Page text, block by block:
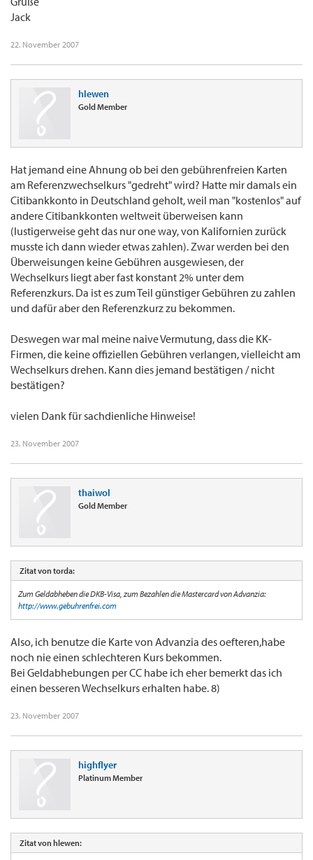
Jack
22. November 2007
hlewen
Gold Member
Hat jemand eine Ahnung ob bei den gebührenfreien Karten
am Referenzwechselkurs "gedreht" wird? Hatte mir damals ein
Citibankkonto in Deutschland geholt, weil man "kostenlos" auf
andere Citibankkonten weltweit überweisen kann
(lustigerweise geht das nur one way, von Kalifornien zurück
musste ich dann wieder etwas zahlen). Zwar werden bei den
Überweisungen keine Gebühren ausgewiesen, der
Wechselkurs liegt aber fast konstant 2% unter dem
Referenzkurs. Da ist es zum Teil günstiger Gebühren zu zahlen
und dafür aber den Referenzkurz zu bekommen.
Deswegen war mal meine naive Vermutung, dass die KK-
Firmen, die keine offiziellen Gebühren verlangen, vielleicht am
Wechselkurs drehen. Kann dies jemand bestätigen / nicht
bestätigen?
vielen Dank für sachdienliche Hinweise!
23. November 2007
thaiwol
Gold Member
Zitat von torda:
Zum Geldabheben die DKB-Visa, zum Bezahlen die Mastercard von Advanzia:
http://www.gebuhrenfrei.com
Also, ich benutze die Karte von Advanzia des oefteren,habe
noch nie einen schlechteren Kurs bekommen.
Bei Geldabhebungen per CC habe ich eher bemerkt das ich
einen besseren Wechselkurs erhalten habe. 8)
23. November 2007
highflyer
Platinum Member
Zitat von hlewen: